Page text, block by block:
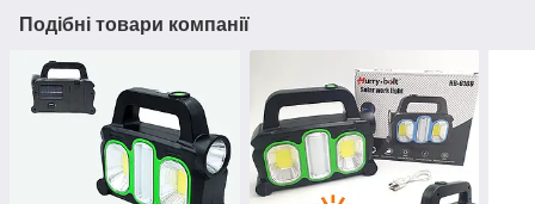
Подібні товари компанії